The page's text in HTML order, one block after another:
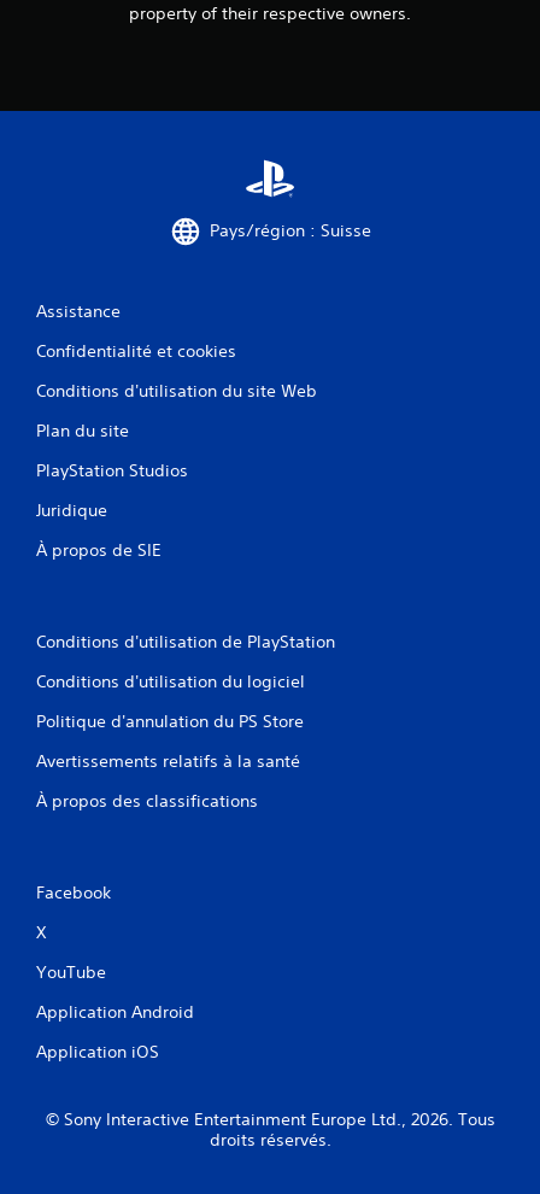
property of their respective owners.
Pays/région : Suisse
Assistance
Confidentialité et cookies
Conditions d'utilisation du site Web
Plan du site
PlayStation Studios
Juridique
À propos de SIE
Conditions d'utilisation de PlayStation
Conditions d'utilisation du logiciel
Politique d'annulation du PS Store
Avertissements relatifs à la santé
À propos des classifications
Facebook
X
YouTube
Application Android
Application iOS
© Sony Interactive Entertainment Europe Ltd., 2026. Tous
droits réservés.